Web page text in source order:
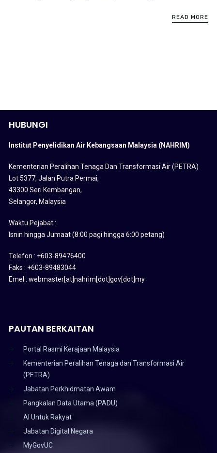
READ MORE
HUBUNGI
Institut Penyelidikan Air Kebangsaan Malaysia (NAHRIM)
Kementerian Peralihan Tenaga Dan Transformasi Air (PETRA)
Lot 5377, Jalan Putra Permai,
43300 Seri Kembangan,
Selangor, Malaysia
Waktu Pejabat :
Isnin hingga Jumaat (8:00 pagi hingga 6:00 petang)
Telefon : +603-89476400
Faks : +603-89483044
Emel : webmaster[at]nahrim[dot]gov[dot]my
PAUTAN BERKAITAN
Portal Rasmi Kerajaan Malaysia
Kementerian Peralihan Tenaga dan Transformasi Air
(PETRA)
Jabatan Perkhidmatan Awam
Pangkalan Data Utama (PADU)
AI Untuk Rakyat
Jabatan Digital Negara
MyGovUC